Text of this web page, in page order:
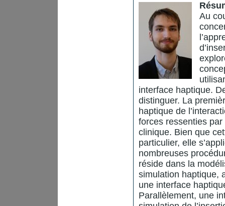
Au
interface haptique.
distinguer. La
haptique de
forces ressenties
clinique. Bien que
particulier, elle
nombreuses
réside dans la
simulation haptique,
une interface
Parallèlement, une